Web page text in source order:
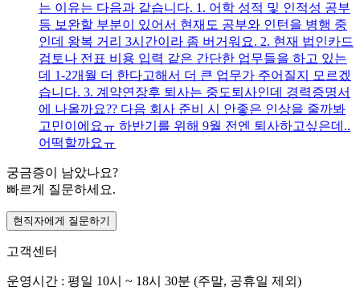
는 이유는 다음과 같습니다. 1. 어학 성적 및 인적성 공부
등 보완할 부분이 있어서 현재도 공부와 인턴을 병행 중
인데 왕복 거리 3시간이라 좀 버거워요. 2. 현재 법인카드
검토나 전표 비용 입력 같은 간단한 업무들을 하고 있는
데 1-2개월 더 한다고해서 더 큰 업무가 주어질지 모르겠
습니다. 3. 계약연장후 퇴사는 중도퇴사인데 경력증명서
에 나올까요?? 다음 회사 준비 시 안좋은 인상을 줄까봐
고민이에요ㅠ 하반기를 위해 9월 전엔 퇴사하고싶은데..
어떡할까요ㅠ
궁금증이 남았나요?
빠르게 질문하세요.
현직자에게 질문하기
고객센터
운영시간 : 평일 10시 ~ 18시 30분 (주말, 공휴일 제외)